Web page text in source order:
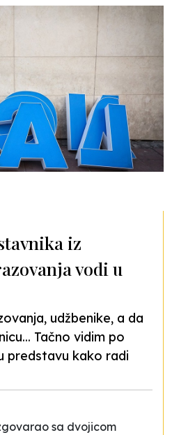
iz
vodi u
udžbenike, a da
Tačno vidim po
predstavu kako radi
sa dvojicom